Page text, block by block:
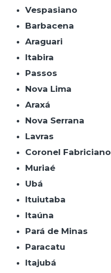
Vespasiano
Barbacena
Araguari
Itabira
Passos
Nova Lima
Araxá
Nova Serrana
Lavras
Coronel Fabriciano
Muriaé
Ubá
Ituiutaba
Itaúna
Pará de Minas
Paracatu
Itajubá